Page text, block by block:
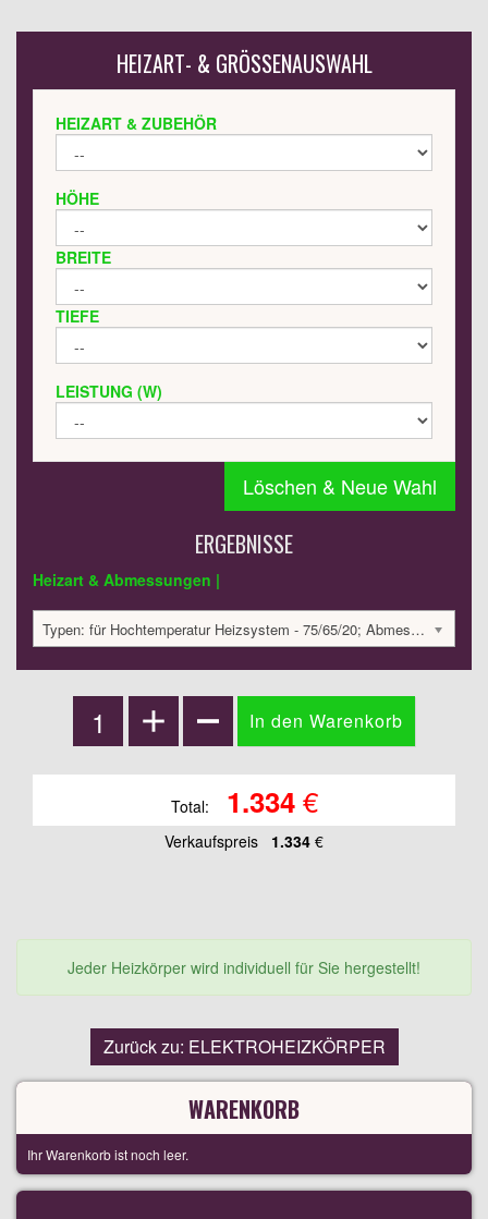
HEIZART- & GRÖSSENAUSWAHL
HEIZART & ZUBEHÖR
HÖHE
BREITE
TIEFE
LEISTUNG (W)
Löschen & Neue Wahl
ERGEBNISSE
Heizart & Abmessungen |
Typen: für Hochtemperatur Heizsystem - 75/65/20; Abmessungen: 1800x420x60; 584 Watt:; 1333.79 €
Total: 1.334€
Verkaufspreis 1.334 €
Jeder Heizkörper wird individuell für Sie hergestellt!
Zurück zu: ELEKTROHEIZKÖRPER
WARENKORB
Ihr Warenkorb ist noch leer.